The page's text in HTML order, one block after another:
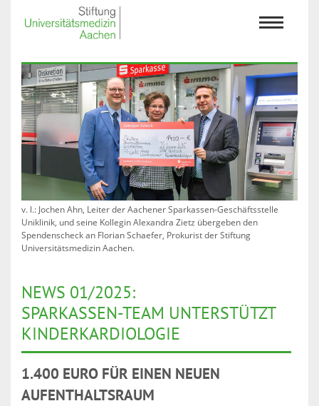
v. l.: Jochen Ahn, Leiter der Aachener Sparkassen-Geschäftsstelle
Uniklinik, und seine Kollegin Alexandra Zietz übergeben den
Spendenscheck an Florian Schaefer, Prokurist der Stiftung
Universitätsmedizin Aachen.
NEWS 01/2025:
SPARKASSEN-TEAM UNTERSTÜTZT
KINDERKARDIOLOGIE
1.400 EURO FÜR EINEN NEUEN
AUFENTHALTSRAUM